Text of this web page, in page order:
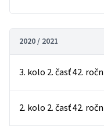
2020 / 2021
3. kolo 2. časť 42.
2. kolo 2. časť 42.